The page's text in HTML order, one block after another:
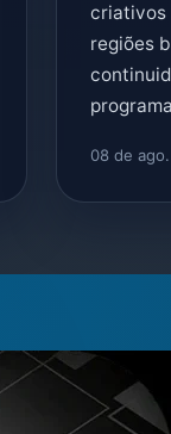
criativos
regiões
08 de